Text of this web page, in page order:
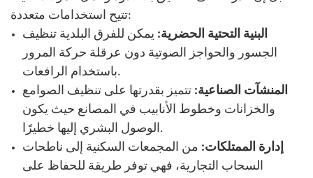
تتيح استخدامات متعددة:
البنية التحتية الحضرية: يمكن للفرق البلدية تنظيف
الجسور والحواجز الصوتية دون عرقلة حركة المرور
باستخدام الرافعات.
المنشآت الصناعية: تتميز بقدرتها على تنظيف الصوامع
والخزانات وخطوط الأنابيب في المصانع حيث يكون
الوصول البشري إليها خطيرًا.
إدارة الممتلكات: من المجمعات السكنية إلى ناطحات
السحاب التجارية، فهي توفر طريقة للحفاظ على